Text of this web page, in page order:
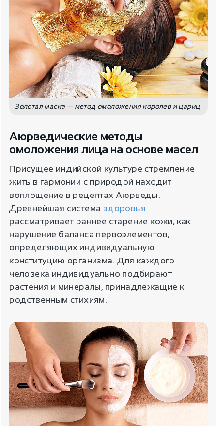
Золотая маска — метод омоложения королев и цариц
Аюрведические методы
омоложения лица на основе масел
Присущее индийской культуре стремление
жить в гармонии с природой находит
воплощение в рецептах Аюрведы.
Древнейшая система здоровья
рассматривает раннее старение кожи, как
нарушение баланса первоэлементов,
определяющих индивидуальную
конституцию организма. Для каждого
человека индивидуально подбирают
растения и минералы, принадлежащие к
родственным стихиям.